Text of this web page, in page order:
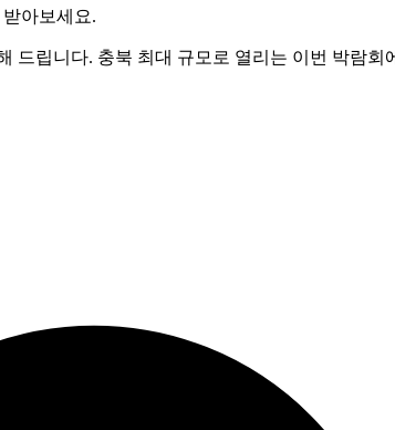
아보세요.
드립니다. 충북 최대 규모로 열리는 이번 박람